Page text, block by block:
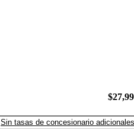
Sin tasas de concesionario adicionales